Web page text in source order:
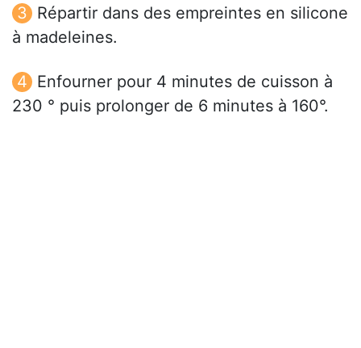
Répartir dans des empreintes en silicone
à madeleines.
Enfourner pour 4 minutes de cuisson à
230 ° puis prolonger de 6 minutes à 160°.